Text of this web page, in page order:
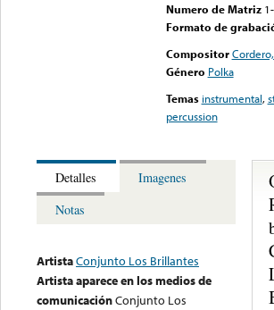
Numero de Matriz
Formato de
Compositor
Género Polka
Temas instrumental,
percussion
Detalles
Imagenes
Notas
ArtistaConjunto Los Brillantes
Artista aparece en los medios de
comunicaciónConjunto Los